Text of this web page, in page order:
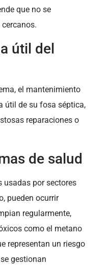
que no se
útil del
el mantenimiento
útil de su fosa séptica,
reparaciones o
de salud
usadas por sectores
pueden ocurrir
regularmente,
como el metano
representan un riesgo
gestionan